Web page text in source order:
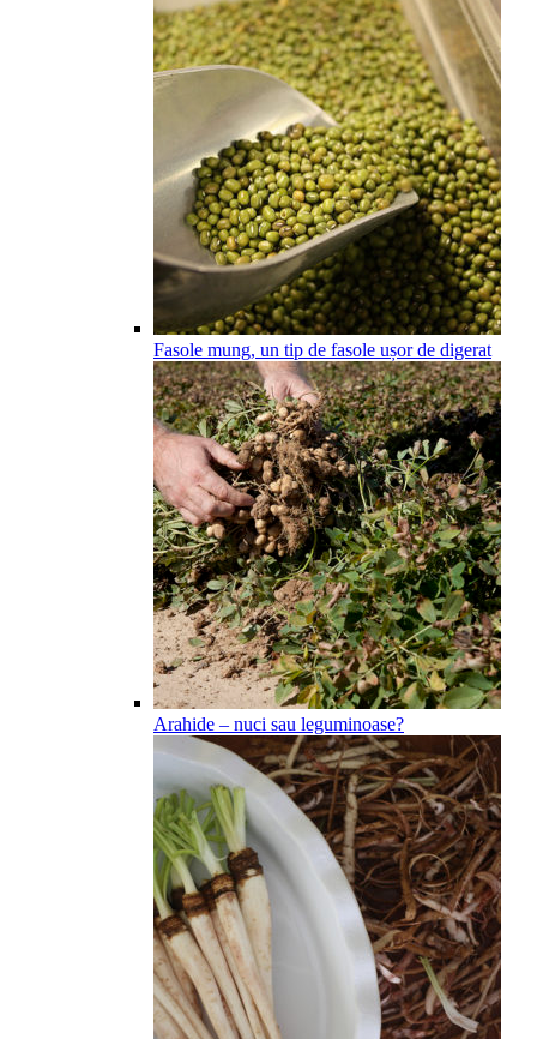
Fasole mung, un tip de fasole ușor de digerat
Arahide – nuci sau leguminoase?